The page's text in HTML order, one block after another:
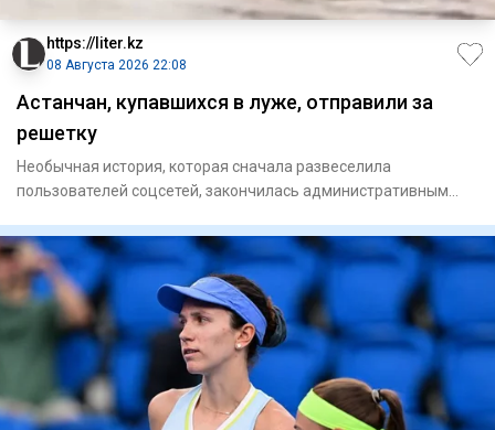
https://liter.kz
08 Августа 2026 22:08
Астанчан, купавшихся в луже, отправили за
решетку
Необычная история, которая сначала развеселила
пользователей соцсетей, закончилась административным